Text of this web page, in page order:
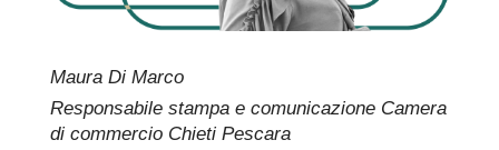
Maura Di Marco
Responsabile stampa e comunicazione Camera
di commercio Chieti Pescara